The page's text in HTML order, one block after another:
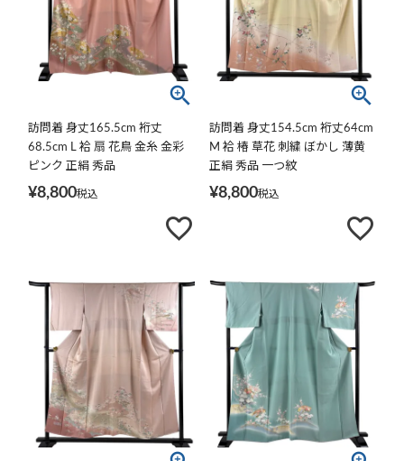
訪問着 身丈165.5cm 裄丈
68.5cm L 袷 扇 花鳥 金糸 金彩
ピンク 正絹 秀品
¥8,800税込
訪問着 身丈154.5cm 裄丈64cm
M 袷 椿 草花 刺繍 ぼかし 薄黄
正絹 秀品 一つ紋
¥8,800税込